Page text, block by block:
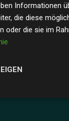
– ein klarer
Informationen
die diese
oder die sie im